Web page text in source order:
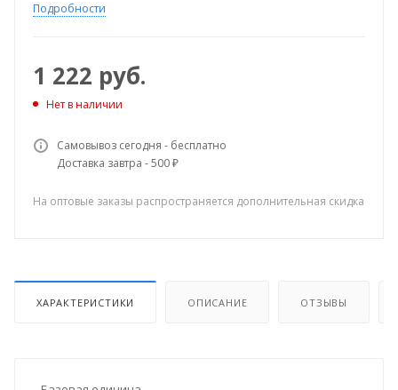
Подробности
1 222 руб.
Нет в наличии
Самовывоз сегодня - бесплатно
Доставка завтра - 500 ₽
На оптовые заказы распространяется дополнительная скидка
ХАРАКТЕРИСТИКИ ОПИСАНИЕ ОТЗЫВЫ